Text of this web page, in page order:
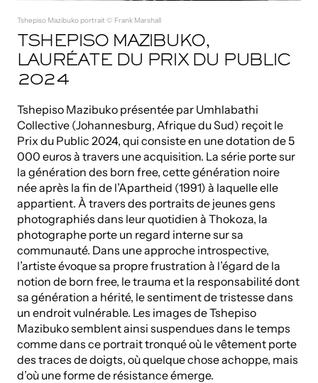
Tshepiso Mazibuko portrait © Frank Marshall
TSHEPISO MAZIBUKO,
LAURÉATE DU PRIX DU PUBLIC
2024
Tshepiso Mazibuko présentée par Umhlabathi
Collective (Johannesburg, Afrique du Sud) reçoit le
Prix du Public 2024, qui consiste en une dotation de 5
000 euros à travers une acquisition. La série porte sur
la génération des born free, cette génération noire
née après la fin de l’Apartheid (1991) à laquelle elle
appartient. À travers des portraits de jeunes gens
photographiés dans leur quotidien à Thokoza, la
photographe porte un regard interne sur sa
communauté. Dans une approche introspective,
l’artiste évoque sa propre frustration à l’égard de la
notion de born free, le trauma et la responsabilité dont
sa génération a hérité, le sentiment de tristesse dans
un endroit vulnérable. Les images de Tshepiso
Mazibuko semblent ainsi suspendues dans le temps
comme dans ce portrait tronqué où le vêtement porte
des traces de doigts, où quelque chose achoppe, mais
d’où une forme de résistance émerge.